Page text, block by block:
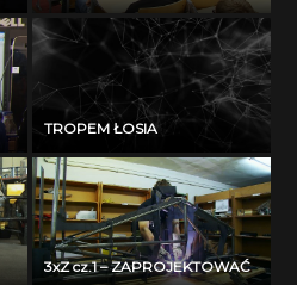
TROPEM ŁOSIA
3xZ cz.1 – ZAPROJEKTOWAĆ